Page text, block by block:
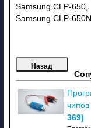
Samsung CLP-650,
Samsung CLP-650N
369)